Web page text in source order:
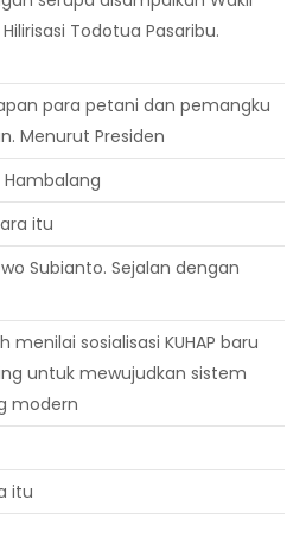
Todotua Pasaribu.
para petani dan pemangku
Menurut Presiden
Hambalang
itu
Subianto. Sejalan dengan
menilai sosialisasi KUHAP baru
untuk mewujudkan sistem
modern
itu